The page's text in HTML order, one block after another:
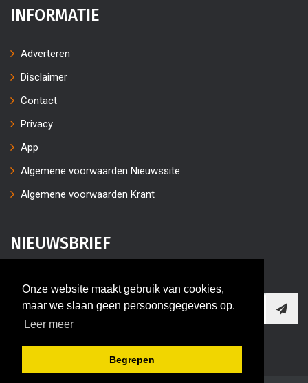
Onze website maakt gebruik van cookies,
maar we slaan geen persoonsgegevens op.
Leer meer
Begrepen
INFORMATIE
Adverteren
Disclaimer
Contact
Privacy
App
Algemene voorwaarden Nieuwssite
Algemene voorwaarden Krant
NIEUWSBRIEF